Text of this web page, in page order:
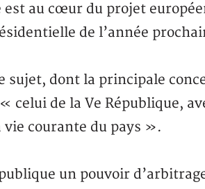
est au cœur du projet
de l’année
sujet, dont la principale
de la Ve République,
courante du pays ».
un pouvoir